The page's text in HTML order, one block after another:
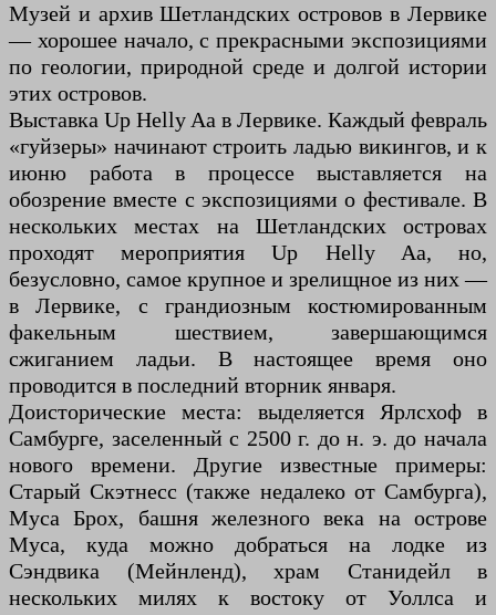
Музей и архив Шетландских островов в Лервике
— хорошее начало, с прекрасными экспозициями
по геологии, природной среде и долгой истории
этих островов.
Выставка Up Helly Aa в Лервике. Каждый февраль
«гуйзеры» начинают строить ладью викингов, и к
июню работа в процессе выставляется на
обозрение вместе с экспозициями о фестивале. В
нескольких местах на Шетландских островах
проходят мероприятия Up Helly Aa, но,
безусловно, самое крупное и зрелищное из них —
в Лервике, с грандиозным костюмированным
факельным шествием, завершающимся
сжиганием ладьи. В настоящее время оно
проводится в последний вторник января.
Доисторические места: выделяется Ярлсхоф в
Самбурге, заселенный с 2500 г. до н. э. до начала
нового времени. Другие известные примеры:
Старый Скэтнесс (также недалеко от Самбурга),
Муса Брох, башня железного века на острове
Муса, куда можно добраться на лодке из
Сэндвика (Мейнленд), храм Станидейл в
нескольких милях к востоку от Уоллса и